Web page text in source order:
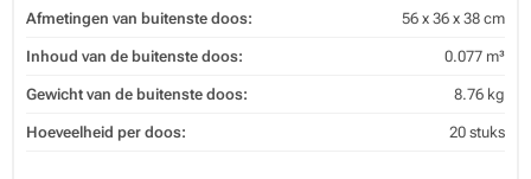
Afmetingen van buitenste doos: 56 x 36 x 38 cm
Inhoud van de buitenste doos: 0.077 m³
Gewicht van de buitenste doos: 8.76 kg
Hoeveelheid per doos: 20 stuks